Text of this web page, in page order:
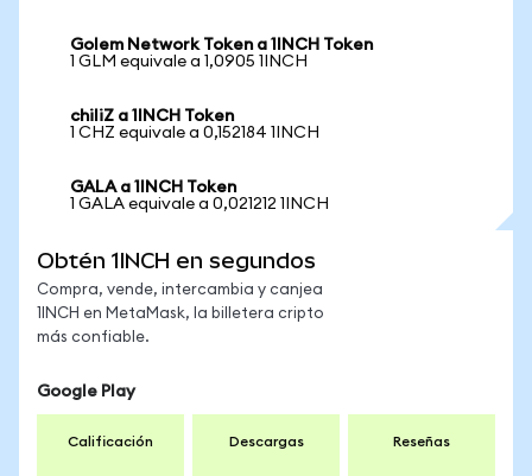
Golem Network Token a 1INCH Token
1 GLM equivale a 1,0905 1INCH
chiliZ a 1INCH Token
1 CHZ equivale a 0,152184 1INCH
GALA a 1INCH Token
1 GALA equivale a 0,021212 1INCH
Obtén 1INCH en segundos
Compra, vende, intercambia y canjea
1INCH en MetaMask, la billetera cripto
más confiable.
Google Play
Calificación Descargas Reseñas